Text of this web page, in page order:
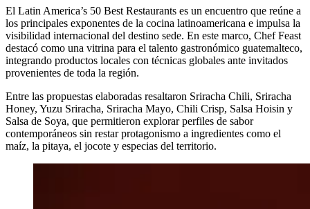
El Latin America’s 50 Best Restaurants es un encuentro que reúne a
los principales exponentes de la cocina latinoamericana e impulsa la
visibilidad internacional del destino sede. En este marco, Chef Feast
destacó como una vitrina para el talento gastronómico guatemalteco,
integrando productos locales con técnicas globales ante invitados
provenientes de toda la región.
Entre las propuestas elaboradas resaltaron Sriracha Chili, Sriracha
Honey, Yuzu Sriracha, Sriracha Mayo, Chili Crisp, Salsa Hoisin y
Salsa de Soya, que permitieron explorar perfiles de sabor
contemporáneos sin restar protagonismo a ingredientes como el
maíz, la pitaya, el jocote y especias del territorio.